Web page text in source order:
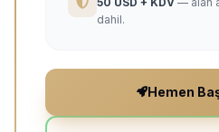
dahil.
Hemen